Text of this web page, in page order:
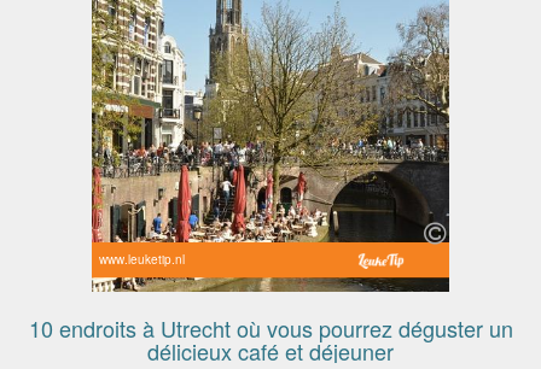
www.leuketip.nl
10 endroits à Utrecht où vous pourrez déguster un
délicieux café et déjeuner